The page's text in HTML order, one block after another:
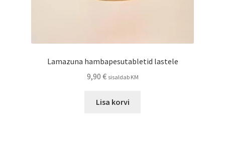
Lamazuna hambapesutabletid lastele
9,90 € sisaldab KM
Lisa korvi